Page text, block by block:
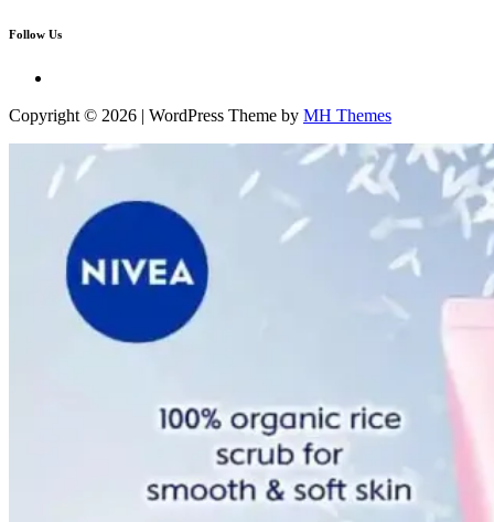
Follow Us
Copyright © 2026 | WordPress Theme by MH Themes